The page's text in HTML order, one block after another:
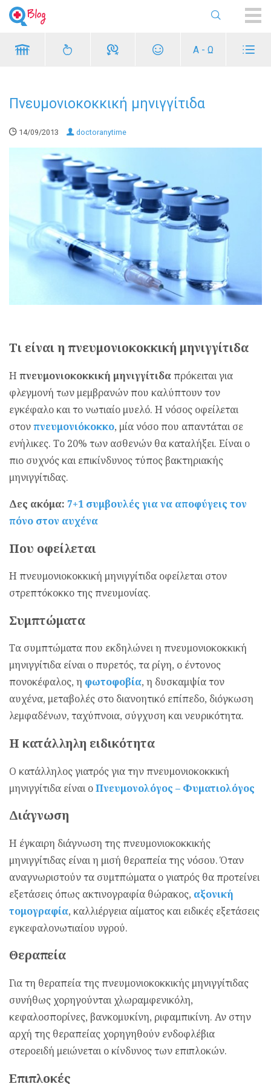
Α - Ω
Πνευμονιοκοκκική μηνιγγίτιδα
14/09/2013 doctoranytime
Τι είναι η πνευμονιοκοκκική μηνιγγίτιδα
Η πνευμονιοκοκκική μηνιγγίτιδαπρόκειται για
φλεγμονή των μεμβρανών που καλύπτουν τον
εγκέφαλο και το νωτιαίο μυελό. Η νόσος οφείλεται
στονπνευμονιόκοκκο, μία νόσο που απαντάται σε
ενήλικες. Το 20% των ασθενών θα καταλήξει. Είναι ο
πιο συχνός και επικίνδυνος τύπος βακτηριακής
μηνιγγίτιδας.
Δες ακόμα: 7+1 συμβουλές για να αποφύγεις τον
πόνο στον αυχένα
Που οφείλεται
Η πνευμονιοκοκκική μηνιγγίτιδα οφείλεται στον
στρεπτόκοκκο της πνευμονίας.
Συμπτώματα
Τα συμπτώματα που εκδηλώνει η πνευμονιοκοκκική
μηνιγγίτιδα είναι ο πυρετός, τα ρίγη, ο έντονος
πονοκέφαλος, η φωτοφοβία, η δυσκαμψία τον
αυχένα, μεταβολές στο διανοητικό επίπεδο, διόγκωση
λεμφαδένων, ταχύπνοια, σύγχυση και νευρικότητα.
Η κατάλληλη ειδικότητα
Ο κατάλληλος γιατρός για την πνευμονιοκοκκική
μηνιγγίτιδα είναι οΠνευμονολόγος – Φυματιολόγος
Διάγνωση
Η έγκαιρη διάγνωση της πνευμονιοκοκκικής
μηνιγγίτιδας είναι η μισή θεραπεία της νόσου. Όταν
αναγνωριστούν τα συμτπώματα ο γιατρός θα προτείνει
εξετάσεις όπως ακτινογραφία θώρακος, αξονική
τομογραφία, καλλιέργεια αίματος και ειδικές εξετάσεις
εγκεφαλονωτιαίου υγρού.
Θεραπεία
Για τη θεραπεία της πνευμονιοκοκκικής μηνιγγίτιδας
συνήθως χορηγούνται χλωραμφενικόλη,
κεφαλοσπορίνες, βανκομυκίνη, ριφαμπικίνη. Αν στην
αρχή της θεραπείας χορηγηθούν ενδοφλέβια
στεροειδή μειώνεται ο κίνδυνος των επιπλοκών.
Επιπλοκές